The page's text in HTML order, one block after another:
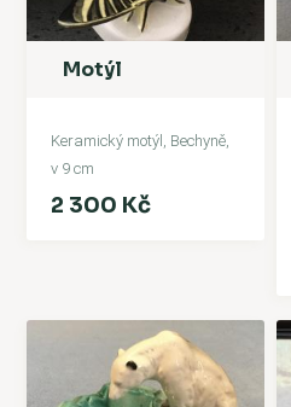
Motýl
Keramický motýl, Bechyně,
v 9 cm
2 300 Kč